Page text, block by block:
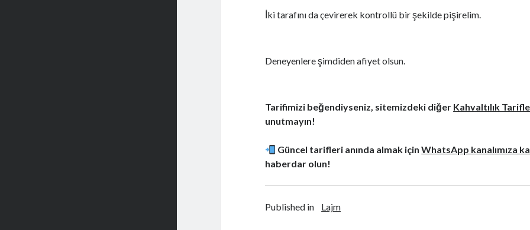
İki tarafını da çevirerek kontrollü bir şekilde pişirelim.
Deneyenlere şimdiden afiyet olsun.
Tarifimizi beğendiyseniz, sitemizdeki diğer Kahvaltılık
unutmayın!
Güncel tarifleri anında almak içinWhatsApp kanalımıza
haberdar olun!
Published in Lajm